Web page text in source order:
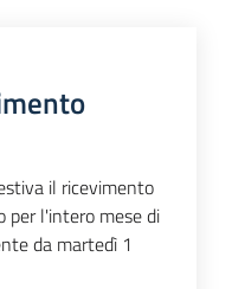
il ricevimento
per l'intero mese di
da martedì 1